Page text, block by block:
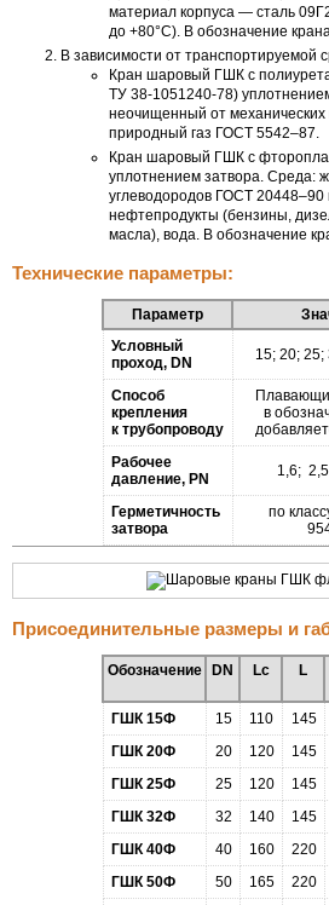
материал корпуса — сталь
до +80°С). В обозначение
В зависимости от транспортируемой
Кран шаровый ГШК с
ТУ 38-1051240-78)
неочищенный от
природный газ ГОСТ 5542–87.
Кран шаровый ГШК с
уплотнением затвора. Среда:
углеводородов ГОСТ 20448–90
нефтепродукты (бензины,
масла), вода. В обозначение
Технические параметры:
Параметр
Условный
проход, DN
15; 20; 25;
Способ
крепления
к трубопроводу
в
Рабочее
давление, PN
1,6;
Герметичность
затвора
по
Присоединительные размеры и
Обозначение DN Lc L
ГШК 15Ф 15 110 145
ГШК 20Ф
20 120 145
ГШК 25Ф
25 120 145
ГШК 32Ф
32 140 145
ГШК 40Ф
40 160 220
ГШК 50Ф
50 165 220